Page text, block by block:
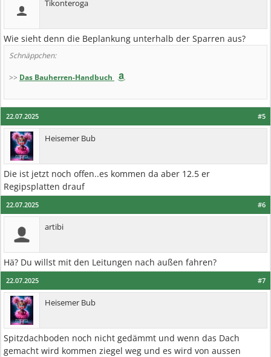
Tikonteroga
Wie sieht denn die Beplankung unterhalb der Sparren aus?
Schnäppchen:
>> Das Bauherren-Handbuch
#5
22.07.2025
Heisemer Bub
Die ist jetzt noch offen..es kommen da aber 12.5 er
Regipsplatten drauf
#6
22.07.2025
artibi
Hä? Du willst mit den Leitungen nach außen fahren?
#7
22.07.2025
Heisemer Bub
Spitzdachboden noch nicht gedämmt und wenn das Dach
gemacht wird kommen ziegel weg und es wird von aussen